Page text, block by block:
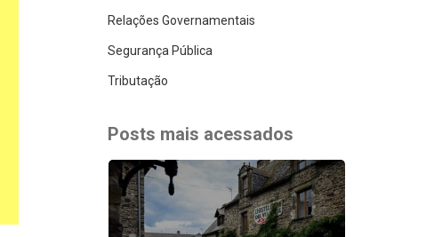
Relações Governamentais
Segurança Pública
Tributação
Posts mais acessados